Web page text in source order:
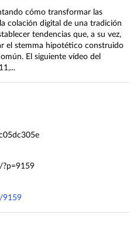
cómo transformar las
colación digital de una tradición
tendencias que, a su vez,
el stemma hipotético construido
El siguiente vídeo del
?p=9159
9159